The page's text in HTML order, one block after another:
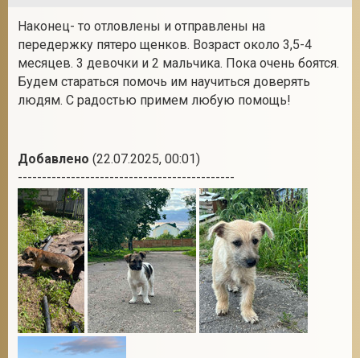
Наконец- то отловлены и отправлены на
передержку пятеро щенков. Возраст около 3,5-4
месяцев. 3 девочки и 2 мальчика. Пока очень боятся.
Будем стараться помочь им научиться доверять
людям. С радостью примем любую помощь!
Добавлено (22.07.2025, 00:01)
---------------------------------------------